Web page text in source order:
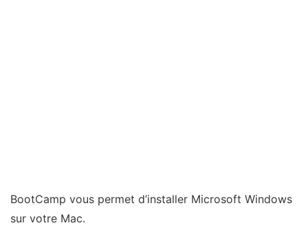
BootCamp vous permet d’installer Microsoft Windows
sur votre Mac.